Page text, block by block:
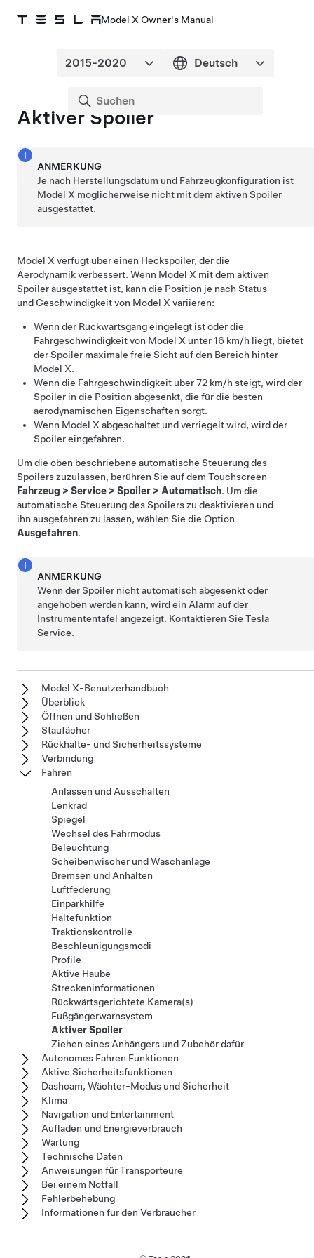
Model X Owner's Manual
Aktiver Spoiler
ANMERKUNG
Je nach Herstellungsdatum und Fahrzeugkonfiguration ist
Model X möglicherweise nicht mit dem aktiven Spoiler
ausgestattet.
Model X verfügt über einen Heckspoiler, der die
Aerodynamik verbessert. Wenn Model X mit dem aktiven
Spoiler ausgestattet ist, kann die Position je nach Status
und Geschwindigkeit von Model X variieren:
Wenn der Rückwärtsgang eingelegt ist oder die
Fahrgeschwindigkeit von Model X unter16 km/h liegt, bietet
der Spoiler maximale freie Sicht auf den Bereich hinter
Model X.
Wenn die Fahrgeschwindigkeit über72 km/h steigt, wird der
Spoiler in die Position abgesenkt, die für die besten
aerodynamischen Eigenschaften sorgt.
Wenn Model X abgeschaltet und verriegelt wird, wird der
Spoiler eingefahren.
Um die oben beschriebene automatische Steuerung des
Spoilers zuzulassen, berühren Sie auf dem Touchscreen
Fahrzeug > Service > Spoiler > Automatisch. Um die
automatische Steuerung des Spoilers zu deaktivieren und
ihn ausgefahren zu lassen, wählen Sie die Option
Ausgefahren.
ANMERKUNG
Wenn der Spoiler nicht automatisch abgesenkt oder
angehoben werden kann, wird ein Alarm auf der
Instrumententafel angezeigt. Kontaktieren Sie Tesla
Service.
Model X-Benutzerhandbuch
Überblick
Öffnen und Schließen
Staufächer
Rückhalte- und Sicherheitssysteme
Verbindung
Fahren
Anlassen und Ausschalten
Lenkrad
Spiegel
Wechsel des Fahrmodus
Beleuchtung
Scheibenwischer und Waschanlage
Bremsen und Anhalten
Luftfederung
Einparkhilfe
Haltefunktion
Traktionskontrolle
Beschleunigungsmodi
Profile
Aktive Haube
Streckeninformationen
Rückwärtsgerichtete Kamera(s)
Fußgängerwarnsystem
Aktiver Spoiler
Ziehen eines Anhängers und Zubehör dafür
Autonomes Fahren Funktionen
Aktive Sicherheitsfunktionen
Dashcam, Wächter-Modus und Sicherheit
Klima
Navigation und Entertainment
Aufladen und Energieverbrauch
Wartung
Technische Daten
Anweisungen für Transporteure
Bei einem Notfall
Fehlerbehebung
Informationen für den Verbraucher